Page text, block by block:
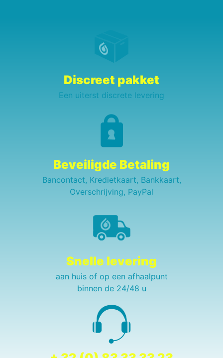
Discreet pakket
Een uiterst discrete levering
Beveiligde Betaling
Bancontact, Kredietkaart, Bankkaart,
Overschrijving, PayPal
Snelle levering
aan huis of op een afhaalpunt
binnen de 24/48 u